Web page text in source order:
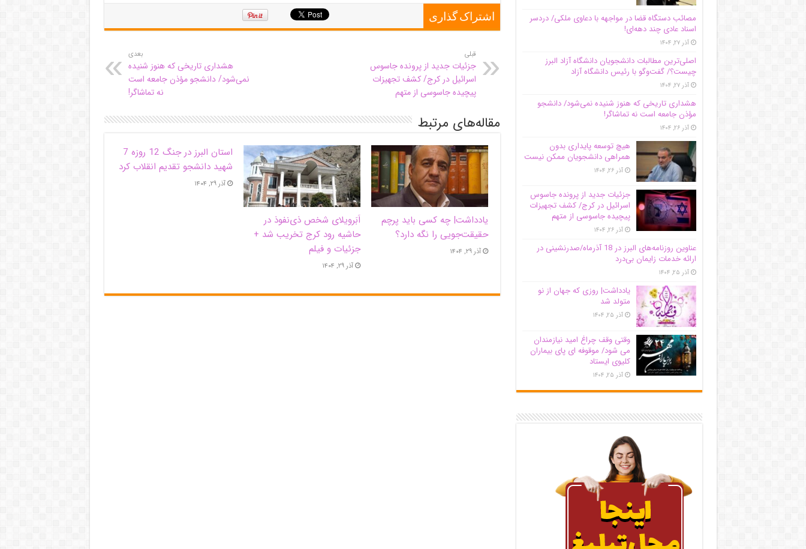
اشتراک گذاری
قبلی
جزئیات جدید از پرونده جاسوس
اسرائیل در کرج/‌ کشف تجهیزات
پیچیده جاسوسی از متهم
بعدی
هشداری تاریخی که هنوز شنیده
نمی‌شود/ دانشجو مؤذن جامعه است
نه تماشاگر!
مقاله‌های مرتبط
یادداشت| ‌چه کسی باید پرچم
حقیقت‌جویی را نگه دارد؟
آذر ۲۹, ۱۴۰۴
اَبَر‌ویلای شخص ذی‌نفوذ در
حاشیه‌ رود کرج تخریب شد +
جزئیات و فیلم
آذر ۲۹, ۱۴۰۴
استان البرز در جنگ 12 روزه 7
شهید دانشجو تقدیم انقلاب کرد
آذر ۲۹, ۱۴۰۴
مصائب دستگاه قضا در مواجهه با دعاوی ملکی/ دردسر
اسناد عادی چند‌ دهه‌ای!
آذر ۲۷, ۱۴۰۴
اصلی‌ترین مطالبات دانشجویان دانشگاه آزاد البرز
چیست؟/ گفت‌وگو با رئیس دانشگاه آز‌اد
آذر ۲۷, ۱۴۰۴
هشداری تاریخی که هنوز شنیده نمی‌شود/ دانشجو
مؤذن جامعه است نه تماشاگر!
آذر ۲۶, ۱۴۰۴
هیچ توسعه پایداری بدون
همراهی دانشجویان ممکن نیست
آذر ۲۶, ۱۴۰۴
جزئیات جدید از پرونده جاسوس
اسرائیل در کرج/‌ کشف تجهیزات
پیچیده جاسوسی از متهم
آذر ۲۶, ۱۴۰۴
عناوین روزنامه‌های البرز در ‌18 آذرماه/صدرنشینی در
ارائه خدمات زایمان بی‌درد
آذر ۲۵, ۱۴۰۴
یادداشت| روزی که جهان از نو
متولد شد
آذر ۲۵, ۱۴۰۴
وقتی وقف چراغ امید نیازمندان
می شود/ موقوفه ای پای بیماران
کلیوی ایستاد
آذر ۲۵, ۱۴۰۴